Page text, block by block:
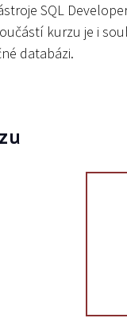
SQL
kurzu je i
databázi.